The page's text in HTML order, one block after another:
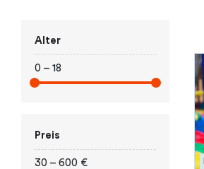
Alter
0 – 18
Preis
30 – 600 €